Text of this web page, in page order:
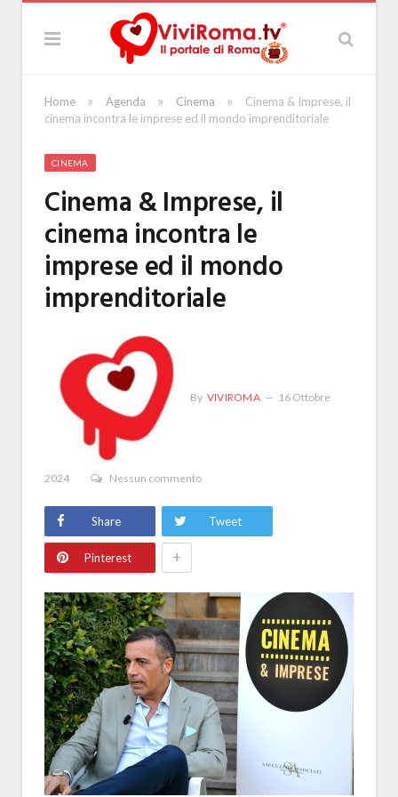
Home » Agenda » Cinema »
Cinema & Imprese, il
cinema incontra le imprese ed il mondo imprenditoriale
CINEMA
Cinema & Imprese, il
cinema incontra le
imprese ed il mondo
imprenditoriale
By VIVIROMA 16 Ottobre
2024 Nessun commento
Share Tweet
Pinterest +